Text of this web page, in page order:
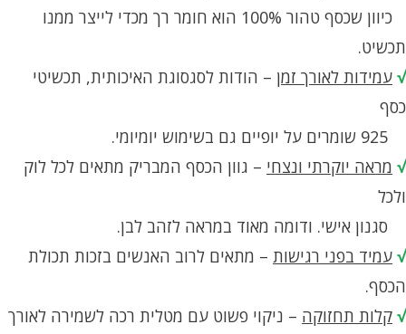
כיוון שכסף טהור 100% הוא חומר רך מכדי לייצר ממנו
תכשיט.
√ עמידות לאורך זמן – הודות לסגסוגת האיכותית, תכשיטי
כסף
√ מראה יוקרתי ונצחי – גוון הכסף המבריק מתאים לכל לוק
ולכל
סגנון אישי. ודומה מאוד במראה לזהב לבן.
√ עמיד בפני רגישות – מתאים לרוב האנשים בזכות תכולת
הכסף.
√ קלות תחזוקה – ניקוי פשוט עם מטלית רכה לשמירה לאורך